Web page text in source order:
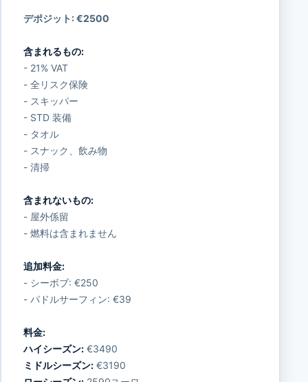
デポジット: €2500
含まれるもの:
- 21% VAT
- 全リスク保険
- スキッパー
- STD 装備
- タオル
- スナック、飲み物
- 清掃
含まれないもの:
- 屋外係留
- 燃料は含まれません
追加料金:
- シーボブ: €250
- パドルサーフィン: €39
料金:
ハイシーズン:€3490
ミドルシーズン:€3190